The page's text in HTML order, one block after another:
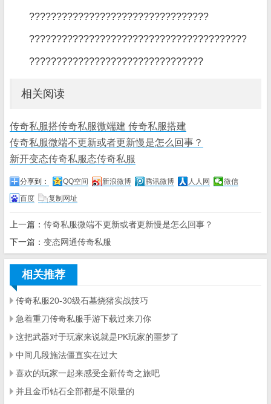
?????????????????????????????????
????????????????????????????????????????
????????????????????????????????
相关阅读
传奇私服搭传奇私服微端建 传奇私服搭建
传奇私服微端不更新或者更新慢是怎么回事？
新开变态传奇私服态传奇私服
分享到： QQ空间 新浪微博 腾讯微博 人人网
微信
百度
复制网址
上一篇： 传奇私服微端不更新或者更新慢是怎么回事？
下一篇： 变态网通传奇私服
相关推荐
传奇私服20-30级石墓烧猪实战技巧
急着重刀传奇私服手游下载过来刀你
这把武器对于玩家来说就是PK玩家的噩梦了
中间几段施法僵直实在过大
喜欢的玩家一起来感受全新传奇之旅吧
并且金币钻石全部都是不限量的